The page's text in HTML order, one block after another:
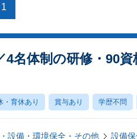
1
4名体制の研修・90
・育休あり 賞与あり 学歴不問
設備・環境保全・その他 設備